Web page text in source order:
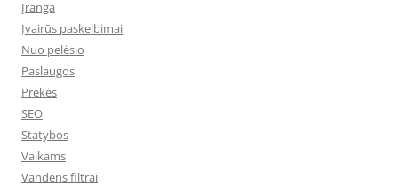
Įranga
Įvairūs paskelbimai
Nuo pelėsio
Paslaugos
Prekės
SEO
Statybos
Vaikams
Vandens filtrai